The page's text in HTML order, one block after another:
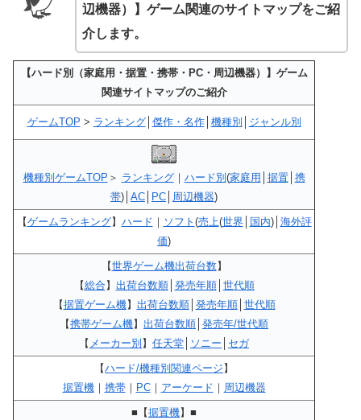
辺機器）】ゲーム関連のサイトマップをご紹
介します。
【ハード別（家庭用・据置・携帯・PC・周辺機器）】ゲーム
関連サイトマップのご紹介
ゲームTOP > ランキング│ 傑作・名作│ 機種別 ジャンル別
機種別ゲームTOP ＞ ランキング｜ ハード別 (家庭用 据置│ 携
帯)│ AC PC 周辺機器)
【ゲームランキング】 ハード ｜ ソフト (売上(世界 国内)│ 海外評
価)
【世界ゲーム機出荷台数】
【総合】 出荷台数順│ 発売年順│ 世代順
【据置ゲーム機】 出荷台数順│ 発売年順│ 世代順
【携帯ゲーム機】 出荷台数順 発売年/世代順
【 メーカー別 】 任天堂 ソニー セガ
【ハード/機種別関連ページ 】
据置機｜ 携帯｜ PC｜ アーケード ｜ 周辺機器
■【据置機】■